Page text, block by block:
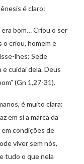
é claro:
bom… Criou o ser
o criou, homem e
lhes: Sede
cuidai dela. Deus
(Gn 1,27-31).
é muito clara:
em si a marca da
condições de
viver sem nós,
tudo o que nela